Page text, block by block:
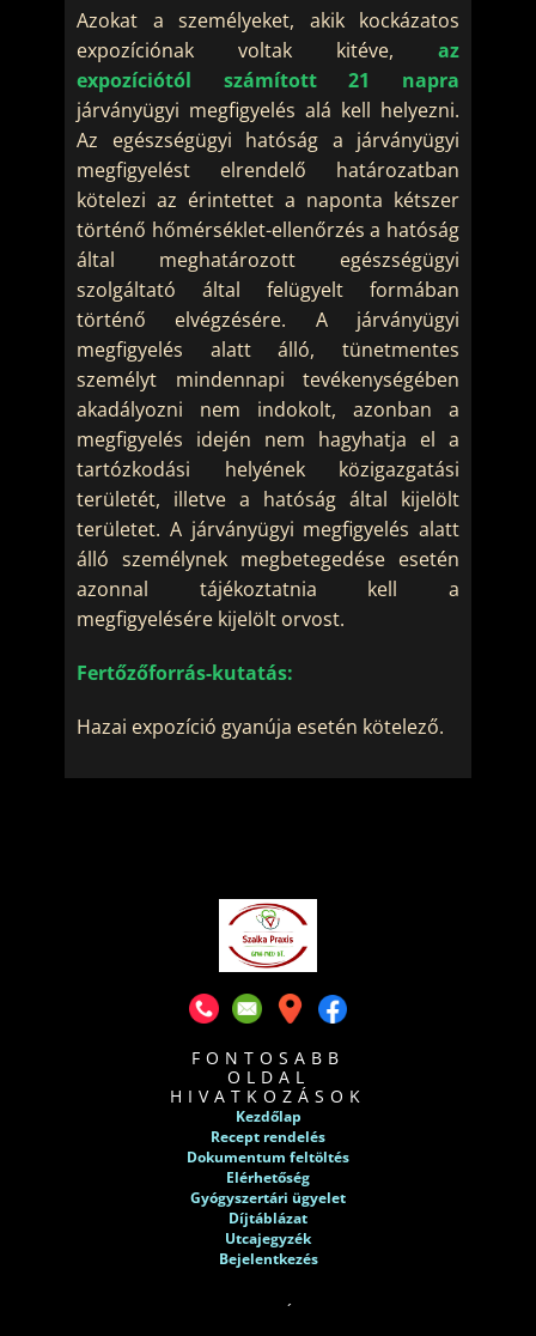
Azokat a személyeket, akik kockázatos
expozíciónak voltak kitéve, az
expozíciótól számított 21 napra
járványügyi megfigyelés alá kell helyezni.
Az egészségügyi hatóság a járványügyi
megfigyelést elrendelő határozatban
kötelezi az érintettet a naponta kétszer
történő hőmérséklet-ellenőrzés a hatóság
által meghatározott egészségügyi
szolgáltató által felügyelt formában
történő elvégzésére. A járványügyi
megfigyelés alatt álló, tünetmentes
személyt mindennapi tevékenységében
akadályozni nem indokolt, azonban a
megfigyelés idején nem hagyhatja el a
tartózkodási helyének közigazgatási
területét, illetve a hatóság által kijelölt
területet. A járványügyi megfigyelés alatt
álló személynek megbetegedése esetén
azonnal tájékoztatnia kell a
megfigyelésére kijelölt orvost.
Fertőzőforrás-kutatás:
Hazai expozíció gyanúja esetén kötelező.
FONTOSABB
OLDAL
HIVATKOZÁSOK
Kezdőlap
Recept rendelés
Dokumentum feltöltés
Elérhetőség
Gyógyszertári ügyelet
Díjtáblázat
Utcajegyzék
Bejelentkezés
BETEGSÉGEK